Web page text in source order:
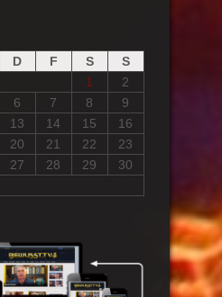
D F S
S
1
2
6 7 8
9
13 14 15
16
20 21 22
23
27 28 29
30